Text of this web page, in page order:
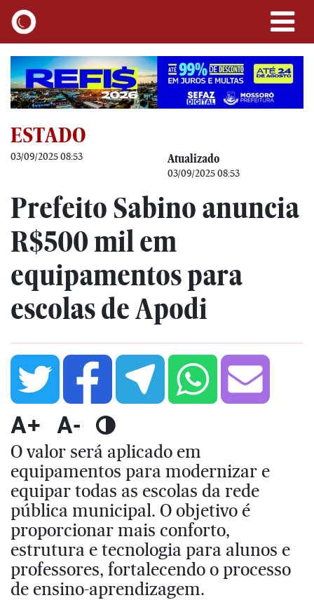
ESTADO
03/09/2025 08:53 Atualizado
03/09/2025 08:53
Prefeito Sabino anuncia
R$500 mil em
equipamentos para
escolas de Apodi
A+ A-
O valor será aplicado em
equipamentos para modernizar e
equipar todas as escolas da rede
pública municipal. O objetivo é
proporcionar mais conforto,
estrutura e tecnologia para alunos e
professores, fortalecendo o processo
de ensino-aprendizagem.